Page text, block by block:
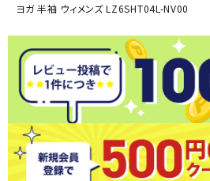
ヨガ 半袖 ウィメンズ LZ6SHT04L-NV00